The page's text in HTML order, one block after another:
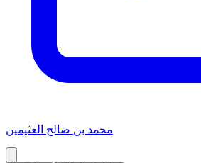
محمد بن صالح العثيمين